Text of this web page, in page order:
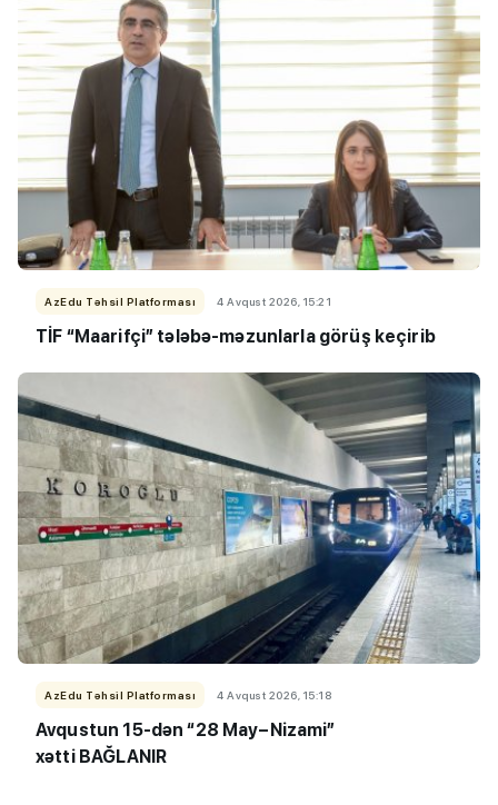
AzEdu Təhsil Platforması 4 Avqust 2026, 15:21
TİF “Maarifçi” tələbə-məzunlarla görüş keçirib
AzEdu Təhsil Platforması 4 Avqust 2026, 15:18
Avqustun 15-dən “28 May–Nizami”
xətti BAĞLANIR